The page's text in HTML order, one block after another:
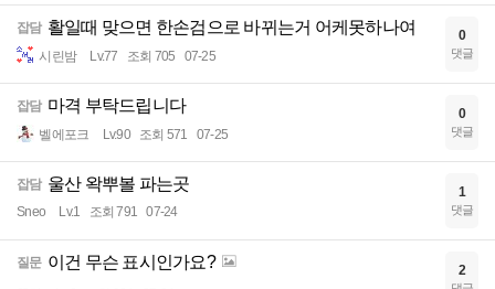
잡담 활일때 맞으면 한손검으로 바뀌는거 어케못하나여
시린밤 Lv.77 조회 705 07-25
0
댓글
잡담 마격 부탁드립니다
벨에포크 Lv.90 조회 571 07-25
0
댓글
잡담 울산 왁뿌볼 파는곳
Sneo Lv.1 조회 791 07-24
1
댓글
질문 이건 무슨 표시인가요? 2